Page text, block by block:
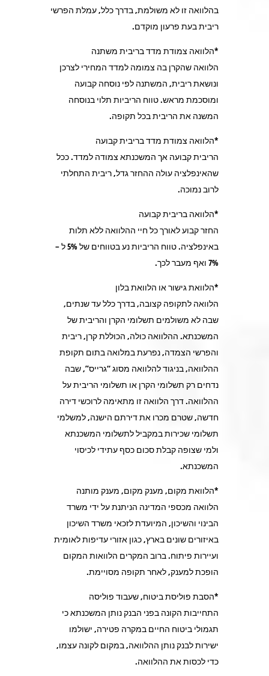
בהלוואה זו לא משולמת, בדרך כלל, עמלת הפרשי
ריבית בעת פרעון מוקדם.
*הלוואה צמודת מדד בריבית משתנה
הלוואה שהקרן בה צמומה למדד המחירי לצרכן
ונושאת ריבית, המשתנה לפי נוסחה קבועה
ומוסכמת מראש. טווח הריביות תלוי בנוסחה
המשנה את הריבית בכל תקופה.
*הלוואה צמודת מדד בריבית קבועה
הריבית קבועה אך המשכנתא צמודה למדד. ככל
שהאינפלציה עולה ההחזר גדל, ריבית התחלתי
לרוב נמוכה.
*הלוואה בריבית קבועה
החזר קבוע לאורך כל חיי ההלוואה ללא תלות
באינפלציה. טווח הריביות נע בטווחים של 5% ל –
7% ואף מעבר לכך.
*הלוואת גישור או הלוואת בלון
הלוואה לתקופה קצובה, בדרך כלל עד שנתים,
שבה לא משולמים תשלומי הקרן והריבית של
המשכנתא. ההלוואה כולה, הכוללת קרן, ריבית
והפרשי הצמדה, נפרעת במלואה בתום תקופת
ההלוואה, בניגוד להלוואה מסוג “גרייס”, שבה
נדחים רק תשלומי הקרן או תשלומי הריבית על
ההלוואה. דרך הלוואה זו מתאימה לרוכשי דירה
חדשה, שטרם מכרו את דירתם הישנה, למשלמי
תשלומי שכירות במקביל לתשלומי המשכנתא
ולמי שצופה קבלת סכום כסף עתידי לכיסוי
המשכנתא.
*הלוואת מקום, מענק מקום, מענק מותנה
הלוואה מכספי המדינה הניתנת על ידי משרד
הבינוי והשיכון, המיועדת לזכאי משרד השיכון
באיזורים שונים בארץ, כגון אזורי עדיפות לאומית
ועיירות פיתוח. ברוב המקרים הלוואות המקום
הופכת למענק, לאחר תקופה מסויימת.
*הסבת פוליסת ביטוח, שעבוד פוליסה
התחייבות הקונה בפני הבנק נותן המשכנתא כי
תגמולי ביטוח החיים במקרה פטירה, ישולמו
ישירות לבנק נותן ההלוואה, במקום לקונה עצמו,
כדי לכסות את ההלוואה.